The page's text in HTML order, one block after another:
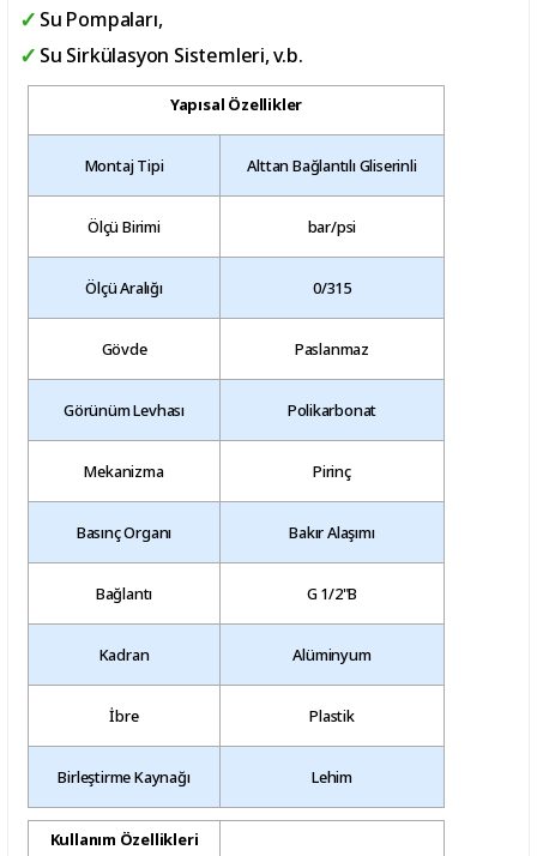
Su Pompaları,
Su Sirkülasyon Sistemleri, v.b.
Yapısal Özellikler
Montaj Tipi Alttan Bağlantılı Gliserinli
Ölçü Birimi bar/psi
Ölçü Aralığı 0/315
Gövde Paslanmaz
Görünüm Levhası Polikarbonat
Mekanizma Pirinç
Basınç Organı Bakır Alaşımı
Bağlantı G 1/2"B
Kadran Alüminyum
İbre Plastik
Birleştirme Kaynağı Lehim
Kullanım Özellikleri